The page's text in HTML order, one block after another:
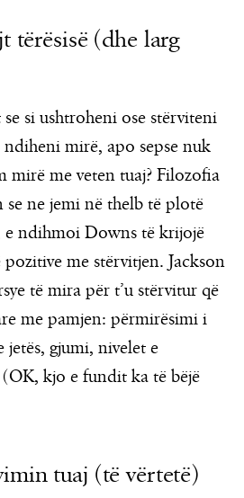
tërësisë (dhe larg
si ushtroheni ose stërviteni
ndiheni mirë, apo sepse nuk
mirë me veten tuaj? Filozofia
se ne jemi në thelb të plotë
e ndihmoi Downs të krijojë
me stërvitjen. Jackson
të mira për t’u stërvitur që
me pamjen: përmirësimi i
jetës, gjumi, nivelet e
kjo e fundit ka të bëjë
tuaj (të vërtetë)